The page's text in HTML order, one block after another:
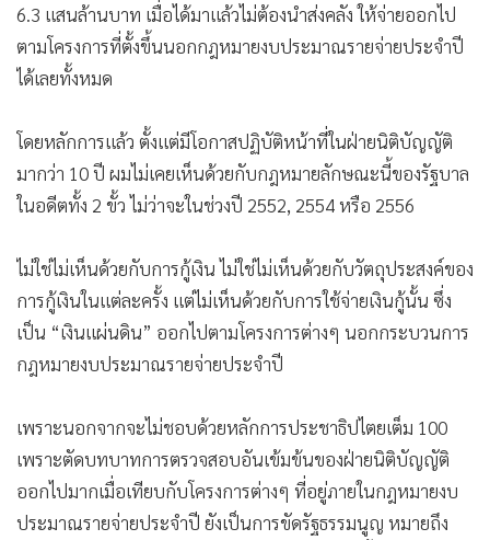
6.3 แสนล้านบาท เมื่อได้มาแล้วไม่ต้องนำส่งคลัง ให้จ่ายออกไป
ตามโครงการที่ตั้งขึ้นนอกกฎหมายงบประมาณรายจ่ายประจำปี
ได้เลยทั้งหมด
โดยหลักการแล้ว ตั้งแต่มีโอกาสปฏิบัติหน้าที่ในฝ่ายนิติบัญญัติ
มากว่า 10 ปี ผมไม่เคยเห็นด้วยกับกฎหมายลักษณะนี้ของรัฐบาล
ในอดีตทั้ง 2 ขั้ว ไม่ว่าจะในช่วงปี 2552, 2554 หรือ 2556
ไม่ใช่ไม่เห็นด้วยกับการกู้เงิน ไม่ใช่ไม่เห็นด้วยกับวัตถุประสงค์ของ
การกู้เงินในแต่ละครั้ง แต่ไม่เห็นด้วยกับการใช้จ่ายเงินกู้นั้น ซึ่ง
เป็น “เงินแผ่นดิน” ออกไปตามโครงการต่างๆ นอกกระบวนการ
กฎหมายงบประมาณรายจ่ายประจำปี
เพราะนอกจากจะไม่ชอบด้วยหลักการประชาธิปไตยเต็ม 100
เพราะตัดบทบาทการตรวจสอบอันเข้มข้นของฝ่ายนิติบัญญัติ
ออกไปมากเมื่อเทียบกับโครงการต่างๆ ที่อยู่ภายในกฎหมายงบ
ประมาณรายจ่ายประจำปี ยังเป็นการขัดรัฐธรรมนูญ หมายถึง